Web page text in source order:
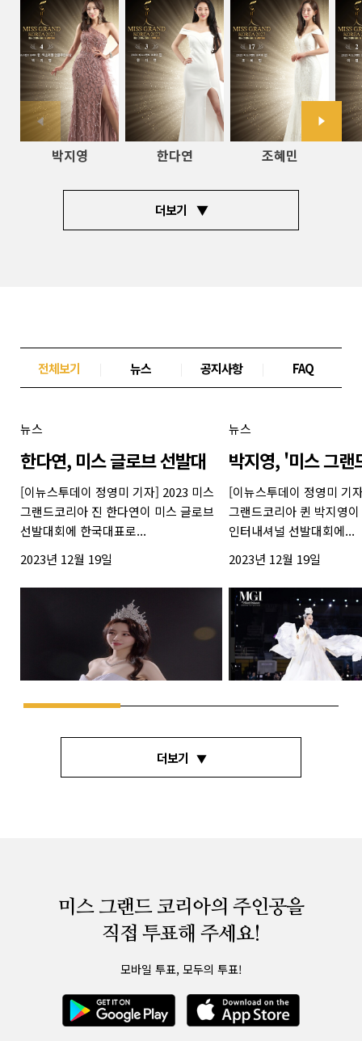
박지영 한다연 조혜민
더보기 ▼
전체보기 뉴스 공지사항 FAQ
뉴스
한다연, 미스 글로브 선발대
[이뉴스투데이 정영미 기자] 2023 미스
그랜드코리아 진 한다연이 미스 글로브
선발대회에 한국대표로...
2023년 12월 19일
뉴스
박지영, '미스 그랜
[이뉴스투데이 정영미 기
그랜드코리아 퀸 박지영
인터내셔널 선발대회에...
2023년 12월 19일
더보기
미스 그랜드 코리아의 주인공을
직접 투표해 주세요!
모바일 투표, 모두의 투표!